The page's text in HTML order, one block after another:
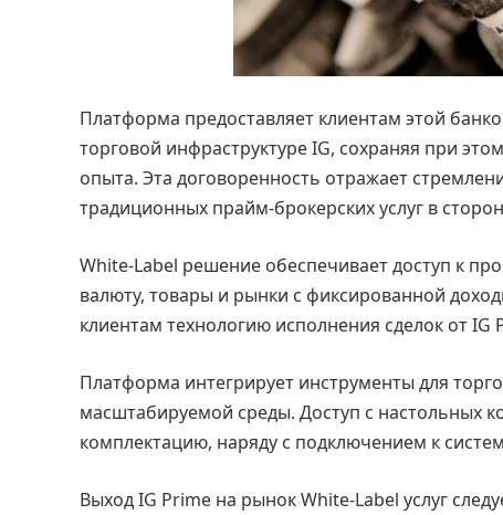
Платформа предоставляет клиентам этой
торговой инфраструктуре IG, сохраняя при
опыта. Эта договоренность отражает
традиционных прайм-брокерских услуг в
White-Label решение обеспечивает доступ к
валюту, товары и рынки с фиксированной
клиентам технологию исполнения сделок от IG
Платформа интегрирует инструменты для
масштабируемой среды. Доступ с настольных
комплектацию, наряду с подключением к
Выход IG Prime на рынок White-Label услуг